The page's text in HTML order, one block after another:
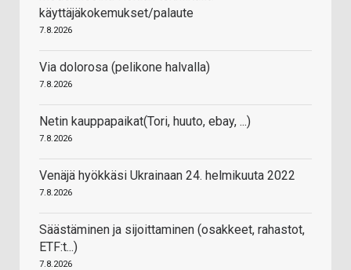
käyttäjäkokemukset/palaute
7.8.2026
Via dolorosa (pelikone halvalla)
7.8.2026
Netin kauppapaikat(Tori, huuto, ebay, ...)
7.8.2026
Venäjä hyökkäsi Ukrainaan 24. helmikuuta 2022
7.8.2026
Säästäminen ja sijoittaminen (osakkeet, rahastot,
ETF:t...)
7.8.2026